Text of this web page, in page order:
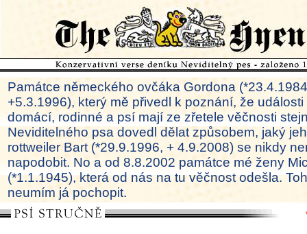
Památce německého ovčáka Gordona
+5.3.1996), který mě přivedl k poznání, že
domácí, rodinné a psí mají ze zřetele věčnosti
Neviditelného psa dovedl dělat způsobem, jaký
rottweiler Bart (*29.9.1996, + 4.9.2008) se nikdy
napodobit. No a od 8.8.2002 památce mé ženy
(*1.1.1945), která od nás na tu věčnost odešla.
neumím já pochopit.